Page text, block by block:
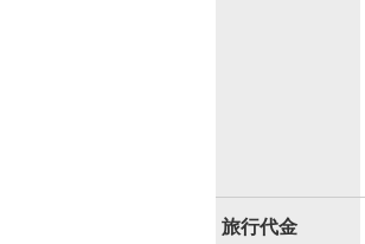
旅行代金